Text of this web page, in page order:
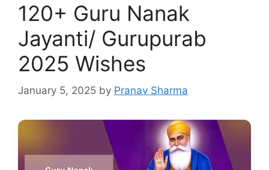
120+ Guru Nanak
Jayanti/ Gurupurab
2025 Wishes
January 5, 2025 by Pranav Sharma